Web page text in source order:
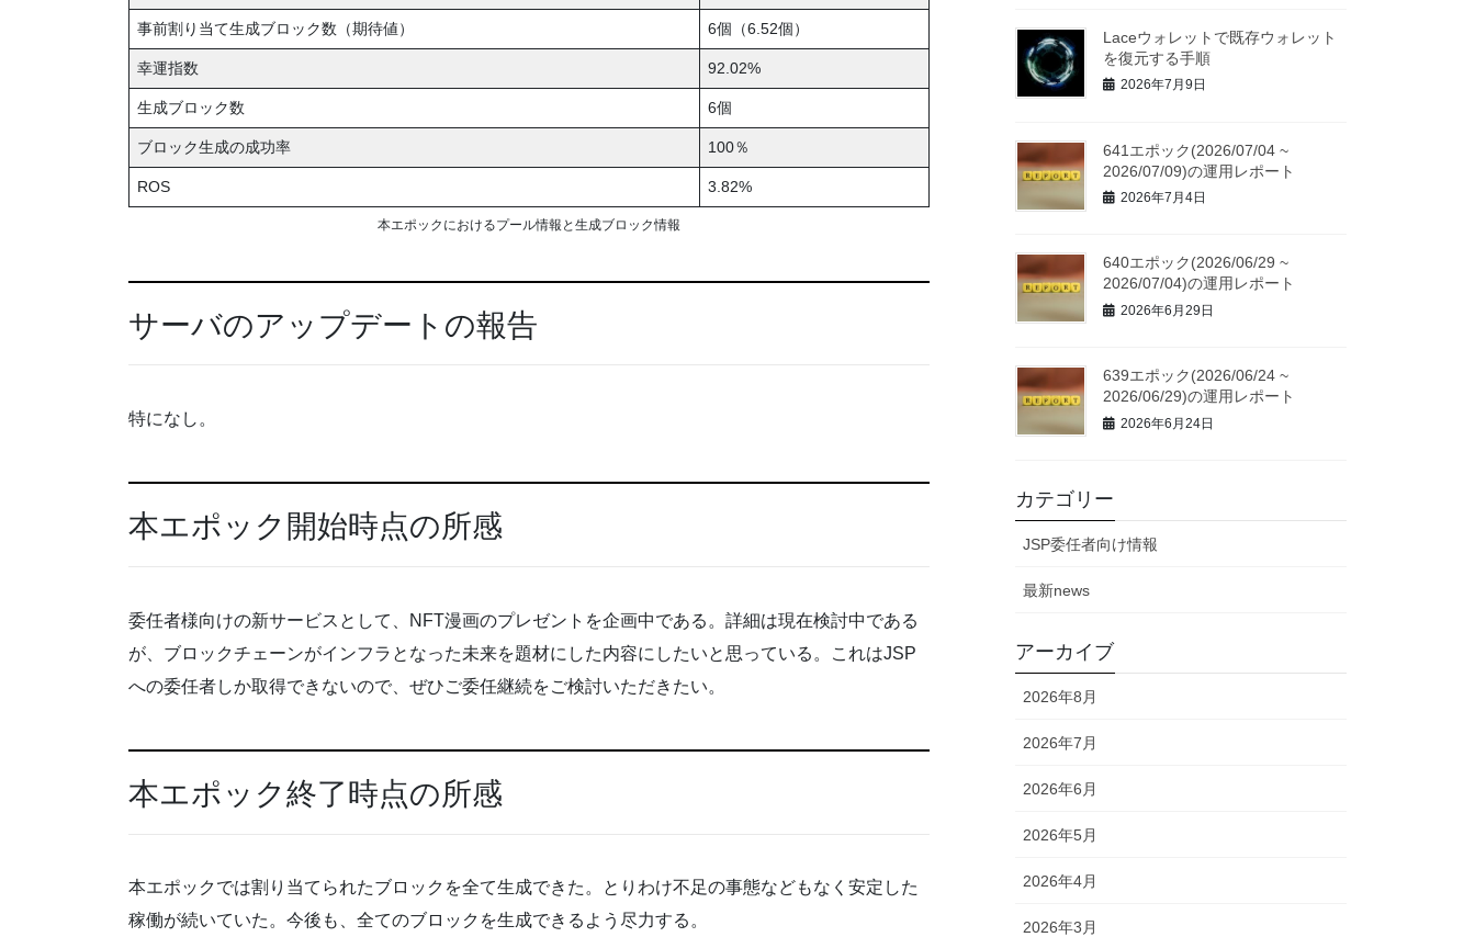
事前割り当て生成ブロック数（期待値） 6個（6.52個）
幸運指数 92.02%
生成ブロック数 6個
ブロック生成の成功率 100％
ROS 3.82%
本エポックにおけるプール情報と生成ブロック情報
サーバのアップデートの報告
特になし。
本エポック開始時点の所感
委任者様向けの新サービスとして、NFT漫画のプレゼントを企画中である。詳細は現在検討中である
が、ブロックチェーンがインフラとなった未来を題材にした内容にしたいと思っている。これはJSP
への委任者しか取得できないので、ぜひご委任継続をご検討いただきたい。
本エポック終了時点の所感
本エポックでは割り当てられたブロックを全て生成できた。とりわけ不足の事態などもなく安定した
稼働が続いていた。今後も、全てのブロックを生成できるよう尽力する。
Laceウォレットで既存ウォレット
を復元する手順
2026年7月9日
641エポック(2026/07/04 ~
2026/07/09)の運用レポート
2026年7月4日
640エポック(2026/06/29 ~
2026/07/04)の運用レポート
2026年6月29日
639エポック(2026/06/24 ~
2026/06/29)の運用レポート
2026年6月24日
カテゴリー
JSP委任者向け情報
最新news
アーカイブ
2026年8月
2026年7月
2026年6月
2026年5月
2026年4月
2026年3月